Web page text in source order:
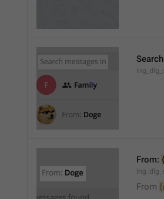
From:
From